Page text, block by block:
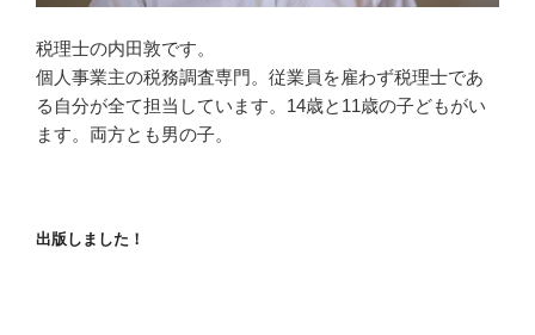
税理士の内田敦です。
個人事業主の税務調査専門。従業員を雇わず税理士であ
る自分が全て担当しています。14歳と11歳の子どもがい
ます。両方とも男の子。
出版しました！